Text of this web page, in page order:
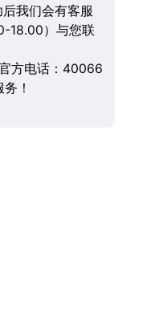
我们会有客服
18.00）与您联
方电话：40066
！